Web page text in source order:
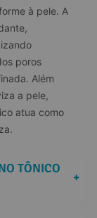
à pele. A
poros
Além
a pele,
atua como
TÔNICO
+